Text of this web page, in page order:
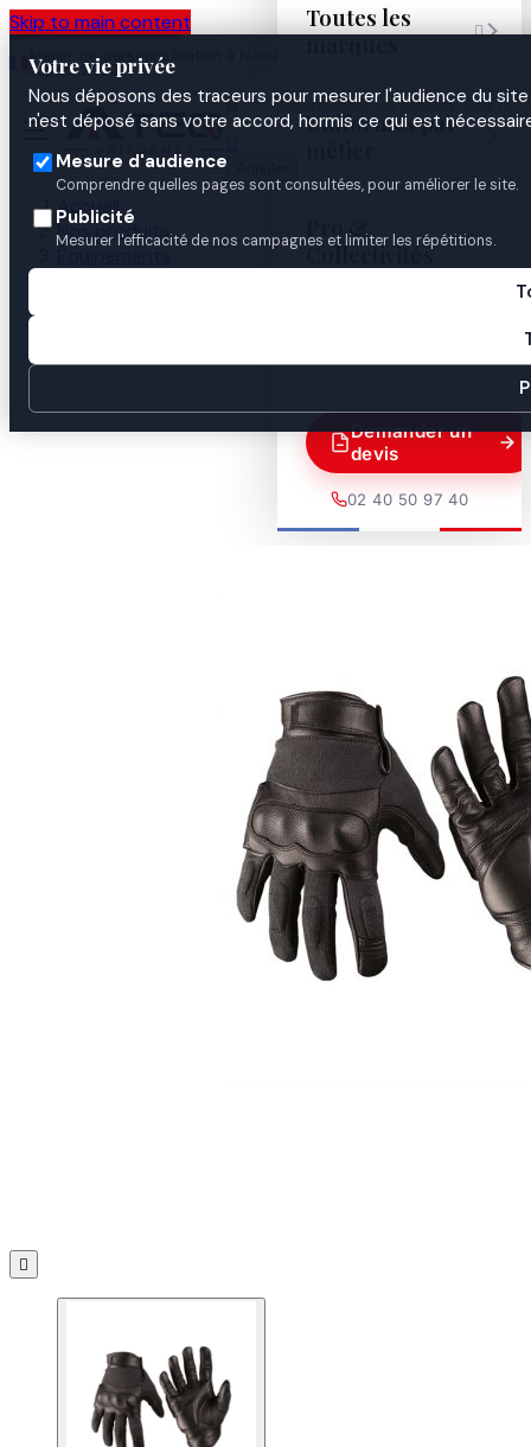
Skip to main content
Votre vie privée
Nous déposons des traceurs pour mesurer l'audience du
n'est déposé sans votre accord, hormis ce qui est
Mesure d'audience
Comprendre quelles pages sont consultées, pour améliorer le site.
Publicité
Mesurer l'efficacité de nos campagnes et limiter les répétitions.
Atelier de personnalisation à Nantes
depuis 2003

Toutes les
marques

Uniformes par
Pro &
Collectivités
Demander un
devis
02 40 50 97 40
Accueil
Nos produits
